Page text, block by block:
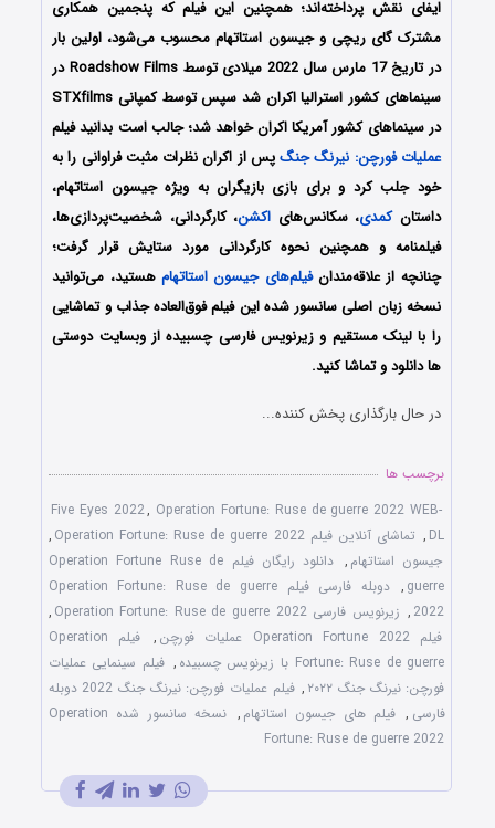
ایفای نقش پرداخته‌اند؛ همچنین این فیلم که پنجمین همکاری
مشترک گای ریچی و جیسون استاتهام محسوب می‌شود، اولین بار
در تاریخ 17 مارس سال 2022 میلادی توسط Roadshow Films در
سینماهای کشور استرالیا اکران شد سپس توسط کمپانی STXfilms
در سینماهای کشور آمریکا اکران خواهد شد؛ جالب است بدانید فیلم
عملیات فورچن: نیرنگ جنگپس از اکران نظرات مثبت فراوانی را به
خود جلب کرد و برای بازی بازیگران به ویژه جیسون استاتهام،
داستانکمدی، سکانس‌های اکشن، کارگردانی، شخصیت‌پردازی‌ها،
فیلمنامه و همچنین نحوه کارگردانی مورد ستایش قرار گرفت؛
چنانچه از علاقه‌مندانفیلم‌های جیسون استاتهام هستید، می‌توانید
نسخه زبان اصلی سانسور شده این فیلم فوق‌العاده جذاب و تماشایی
را با لینک مستقیم و زیرنویس فارسی چسبیده از وبسایت دوستی
ها دانلود و تماشا کنید.
در حال بارگذاری پخش کننده...
برچسب ها
Five Eyes 2022, Operation Fortune: Ruse de guerre 2022 WEB-
DL
, تماشای آنلاین فیلم Operation Fortune: Ruse de guerre 2022
,
جیسون استاتهام ,
دانلود رایگان فیلم Operation Fortune Ruse de
guerre
,
دوبله فارسی فیلم Operation Fortune: Ruse de guerre
2022
, زیرنویس فارسی Operation Fortune: Ruse de guerre 2022
,
فیلم Operation Fortune 2022 عملیات فورچن
,
فیلم Operation
Fortune: Ruse de guerre با زیرنویس چسبیده
, فیلم سینمایی عملیات
فورچن: نیرنگ جنگ ۲۰۲۲
,
فیلم عملیات فورچن: نیرنگ جنگ 2022 دوبله
فارسی , فیلم های جیسون استاتهام ,
نسخه سانسور شده Operation
Fortune: Ruse de guerre 2022